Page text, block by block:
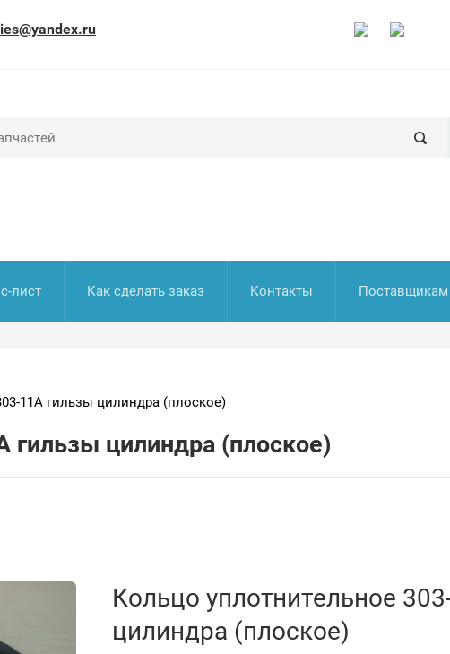
лист Как сделать заказ Контакты Поставщикам
11А гильзы цилиндра (плоское)
гильзы цилиндра (плоское)
Кольцо уплотнительное
цилиндра (плоское)